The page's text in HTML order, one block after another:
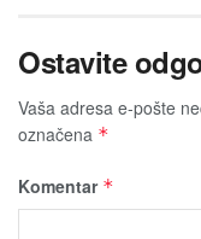
Ostavite
Vaša adresa e-pošte
označena *
Komentar *